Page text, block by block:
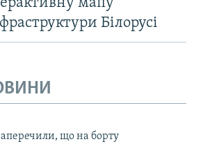
Білорусі
що на борту